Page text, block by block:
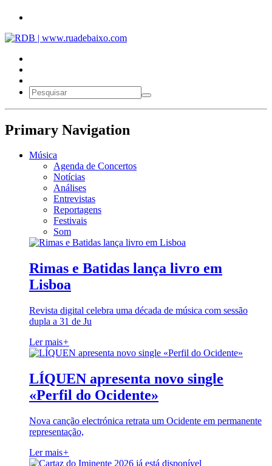
Primary Navigation
Música
Agenda de Concertos
Notícias
Análises
Entrevistas
Reportagens
Festivais
Som
Rimas e Batidas lança livro em
Lisboa
Revista digital celebra uma década de música com sessão
dupla a 31 de Ju
Ler mais+
LÍQUEN apresenta novo single
«Perfil do Ocidente»
Nova canção electrónica retrata um Ocidente em permanente
representação,
Ler mais+